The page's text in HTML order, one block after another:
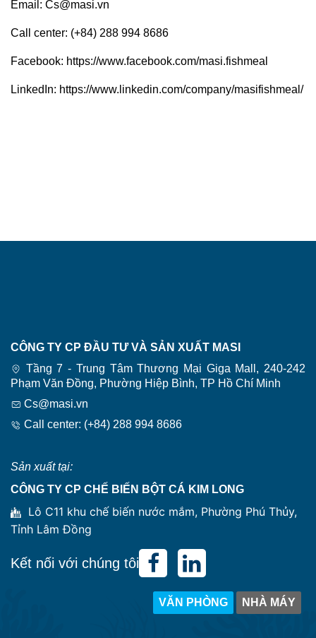
Email: Cs@masi.vn
Call center: (+84) 288 994 8686
Facebook: https://www.facebook.com/masi.fishmeal
LinkedIn: https://www.linkedin.com/company/masifishmeal/
CÔNG TY CP ĐẦU TƯ VÀ SẢN XUẤT MASI
Tầng 7 - Trung Tâm Thương Mại Giga Mall, 240-242
Phạm Văn Đồng, Phường Hiệp Bình, TP Hồ Chí Minh
Cs@masi.vn
Call center: (+84) 288 994 8686
Sản xuất tại:
CÔNG TY CP CHẾ BIẾN BỘT CÁ KIM LONG
Lô C11 khu chế biến nước mắm, Phường Phú Thủy,
Tỉnh Lâm Đồng
Kết nối với chúng tôi
VĂN PHÒNG NHÀ MÁY